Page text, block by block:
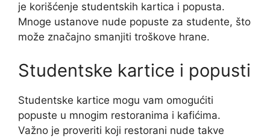
je korišćenje studentskih kartica i popusta.
Mnoge ustanove nude popuste za studente, što
može značajno smanjiti troškove hrane.
Studentske kartice i popusti
Studentske kartice mogu vam omogućiti
popuste u mnogim restoranima i kafićima.
Važno je proveriti koji restorani nude takve